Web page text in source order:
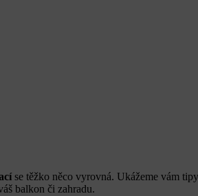
se těžko něco vyrovná. Ukážeme vám
balkon či zahradu.